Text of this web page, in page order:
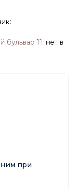
бульвар 11: нет в
при